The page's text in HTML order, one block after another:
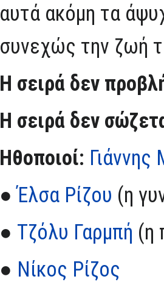
αυτά ακόμη τα
συνεχώς την ζωή
Η σειρά δεν
Η σειρά δεν
Ηθοποιοί:
●Έλσα Ρίζου (η
● Τζόλυ Γαρμπή (η
● Νίκος Ρίζος